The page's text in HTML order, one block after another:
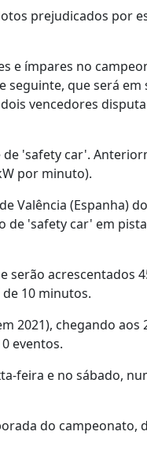
prejudicados por
e ímpares no
que será em
vencedores
'safety car'.
por minuto).
Valência (Espanha)
'safety car' em
serão acrescentados
10 minutos.
2021), chegando aos
eventos.
feira e no sábado,
do campeonato,